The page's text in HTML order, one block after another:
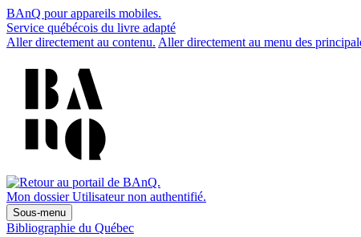
BAnQ pour appareils mobiles.
Service québécois du livre adapté
Aller directement au contenu. Aller directement au menu des
Mon dossier Utilisateur non authentifié.
Sous-menu
Bibliographie du Québec